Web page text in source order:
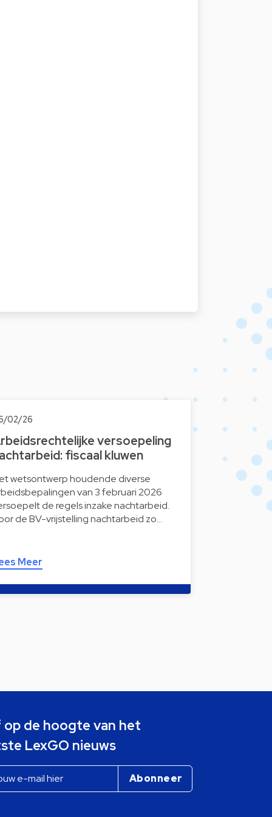
02/26
versoepeling
fiscaal kluwen
wetsontwerp houdende diverse
van 3 februari 2026
de regels inzake nachtarbeid.
de BV-vrijstelling nachtarbeid zo…
Meer
op de hoogte van het
LexGO nieuws